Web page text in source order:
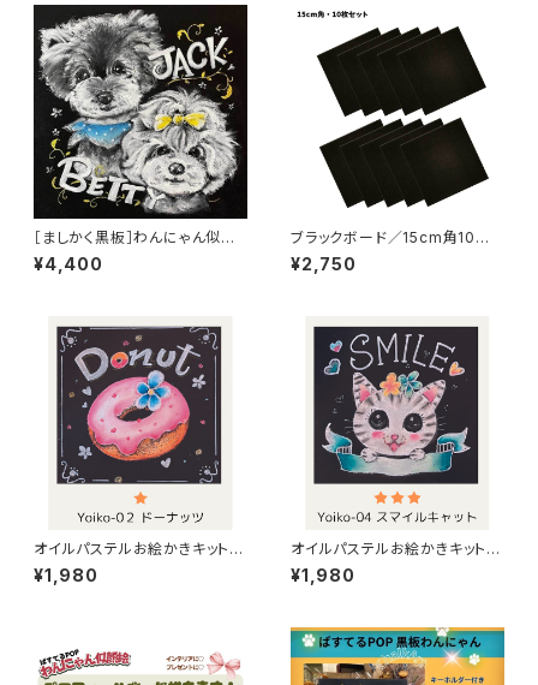
［ましかく黒板］わんにゃん似顔
絵［15㎝角・2匹］
¥4,400
ブラックボード／15cm角10枚
セット
¥2,750
オイルパステルお絵かきキット
【ドーナッツ】Lv1
¥1,980
オイルパステルお絵かきキット
【スマイルキャット】Lv3
¥1,980